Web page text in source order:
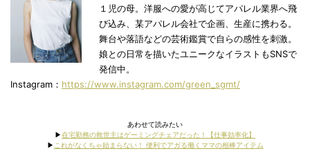
１児の母。洋服への愛が高じてアパレル業界へ飛
び込み、某アパレル会社で企画、生産に携わる。
舞台や落語などの芸術鑑賞で自らの感性を刺激。
娘との日常を描いたユニークなイラストもSNSで
発信中。
Instagram： https://www.instagram.com/green_sgmt/
あわせて読みたい
▶︎在宅勤務の救世主はゲーミングチェアだった！【仕事効率化】
▶︎ これがなくちゃ始まらない！ 便利でアガる働くママの相棒アイテム